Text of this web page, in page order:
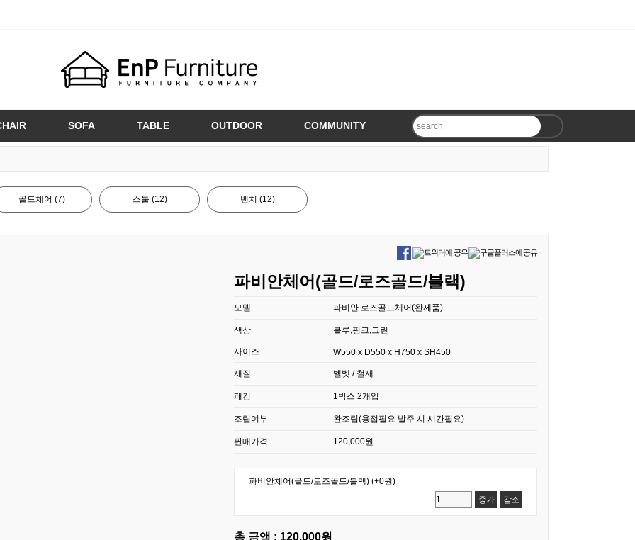
SOFA TABLE OUTDOOR COMMUNITY
골드체어 (7) 스툴 (12) 벤치 (12)
파비안체어(골드/로즈골드/블랙)
모델 파비안 로즈골드체어(완제품)
색상 블루,핑크,그린
사이즈 W550 x D550 x H750 x SH450
재질 벨벳 / 철재
패킹 1박스 2개입
조립여부 완조립(용접필요 발주 시 시간필요)
판매가격 120,000원
파비안체어(골드/로즈골드/블랙) (+0원)
증가
감소
총 금액 : 120,000원